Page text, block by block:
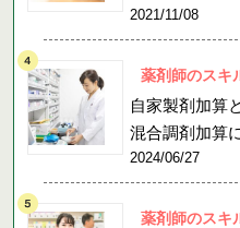
2021/11/08
薬剤師のスキ
自家製剤加算
混合調剤加算
2024/06/27
薬剤師のスキ